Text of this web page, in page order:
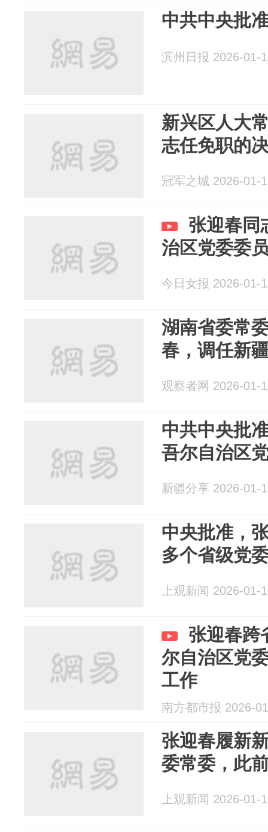
中共中央批
滨州日报 2026-01-
新兴区人大
志任免职的
冠军之城 2026-01-
张迎春同
治区党委委
今日女报 2026-01-
湖南省委常
春，调任新
观察者网 2026-01-
中共中央批
吾尔自治区
新疆分享 2026-01-
中央批准，
多个省级党
上观新闻 2026-01-
张迎春跨
尔自治区党
工作
南方都市报 2026-
张迎春履新
委常委，此
上观新闻 2026-01-